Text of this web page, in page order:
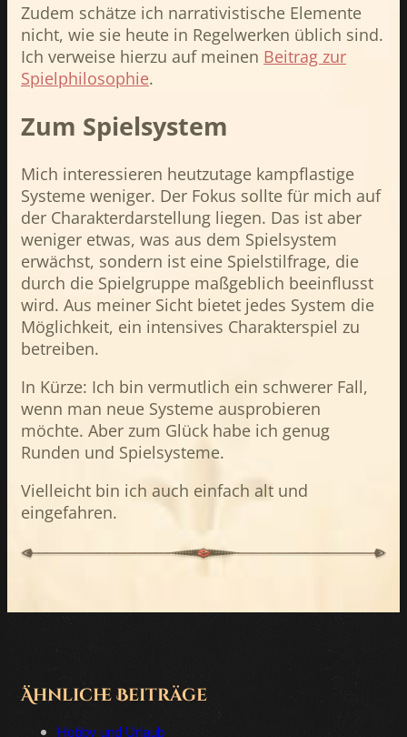
Zudem schätze ich narrativistische Elemente
nicht, wie sie heute in Regelwerken üblich sind.
Ich verweise hierzu auf meinen Beitrag zur
Spielphilosophie.
Zum Spielsystem
Mich interessieren heutzutage kampflastige
Systeme weniger. Der Fokus sollte für mich auf
der Charakterdarstellung liegen. Das ist aber
weniger etwas, was aus dem Spielsystem
erwächst, sondern ist eine Spielstilfrage, die
durch die Spielgruppe maßgeblich beeinflusst
wird. Aus meiner Sicht bietet jedes System die
Möglichkeit, ein intensives Charakterspiel zu
betreiben.
In Kürze: Ich bin vermutlich ein schwerer Fall,
wenn man neue Systeme ausprobieren
möchte. Aber zum Glück habe ich genug
Runden und Spielsysteme.
Vielleicht bin ich auch einfach alt und
eingefahren.
Ähnliche Beiträge
Hobby und Urlaub